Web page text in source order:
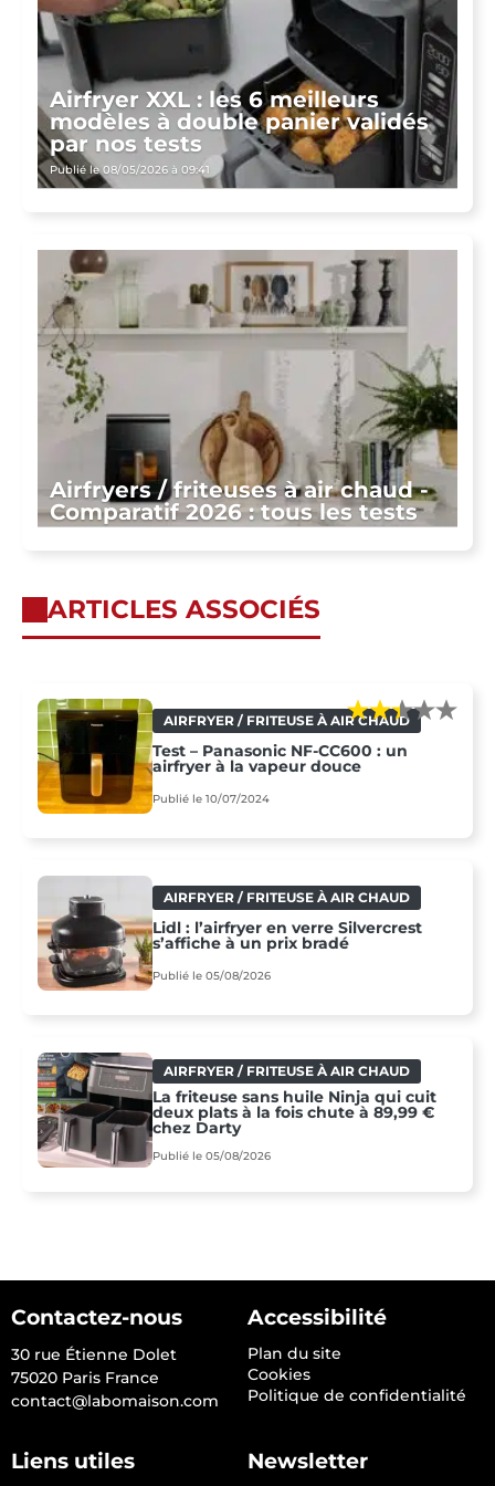
Airfryer XXL : les 6 meilleurs
modèles à double panier validés
par nos tests
Publié le 08/05/2026 à 09:41
Airfryers / friteuses à air chaud -
Comparatif 2026 : tous les tests
ARTICLES ASSOCIÉS
AIRFRYER / FRITEUSE À AIR CHAUD
Test – Panasonic NF-CC600 : un
airfryer à la vapeur douce
Publié le 10/07/2024
AIRFRYER / FRITEUSE À AIR CHAUD
Lidl : l’airfryer en verre Silvercrest
s’affiche à un prix bradé
Publié le 05/08/2026
AIRFRYER / FRITEUSE À AIR CHAUD
La friteuse sans huile Ninja qui cuit
deux plats à la fois chute à 89,99 €
chez Darty
Publié le 05/08/2026
Contactez-nous
30 rue Étienne Dolet
75020 Paris France
contact@labomaison.com
Accessibilité
Plan du site
Cookies
Politique de confidentialité
Liens utiles Newsletter